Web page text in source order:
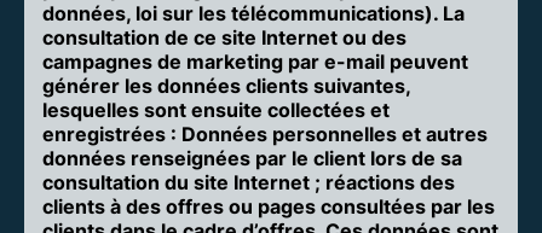
données, loi sur les télécommunications). La
consultation de ce site Internet ou des
campagnes de marketing par e-mail peuvent
générer les données clients suivantes,
lesquelles sont ensuite collectées et
enregistrées : Données personnelles et autres
données renseignées par le client lors de sa
consultation du site Internet ; réactions des
clients à des offres ou pages consultées par les